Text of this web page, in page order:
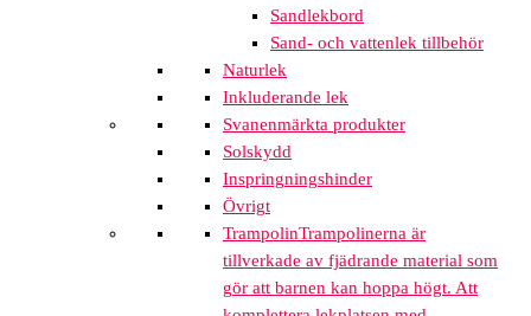
Sandlekbord
Sand- och vattenlek tillbehör
Naturlek
Inkluderande lek
Svanenmärkta produkter
Solskydd
Inspringningshinder
Övrigt
TrampolinTrampolinerna är
tillverkade av fjädrande material som
gör att barnen kan hoppa högt. Att